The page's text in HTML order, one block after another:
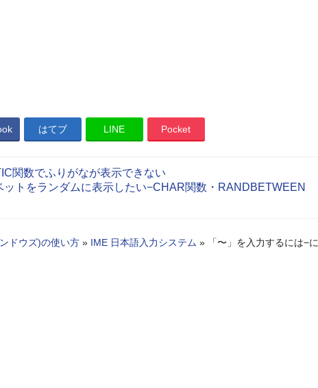
はてブ LINE Pocket
関数でふりがなが表示できない
ットをランダムに表示したい−CHAR関数・RANDBETWEEN
ドウズ)の使い方 » IME 日本語入力システム »
「〜」を入力するには−に